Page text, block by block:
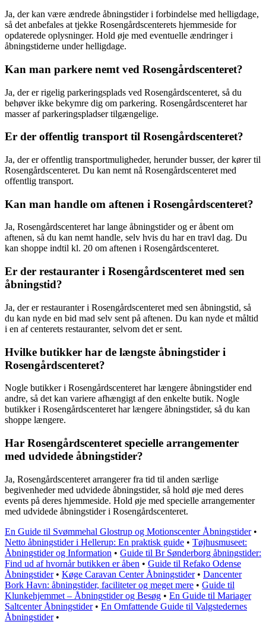
Ja, der kan være ændrede åbningstider i forbindelse med helligdage,
så det anbefales at tjekke Rosengårdscenterets hjemmeside for
opdaterede oplysninger. Hold øje med eventuelle ændringer i
åbningstiderne under helligdage.
Kan man parkere nemt ved Rosengårdscenteret?
Ja, der er rigelig parkeringsplads ved Rosengårdscenteret, så du
behøver ikke bekymre dig om parkering. Rosengårdscenteret har
masser af parkeringspladser tilgængelige.
Er der offentlig transport til Rosengårdscenteret?
Ja, der er offentlig transportmuligheder, herunder busser, der kører til
Rosengårdscenteret. Du kan nemt nå Rosengårdscenteret med
offentlig transport.
Kan man handle om aftenen i Rosengårdscenteret?
Ja, Rosengårdscenteret har lange åbningstider og er åbent om
aftenen, så du kan nemt handle, selv hvis du har en travl dag. Du
kan shoppe indtil kl. 20 om aftenen i Rosengårdscenteret.
Er der restauranter i Rosengårdscenteret med sen
åbningstid?
Ja, der er restauranter i Rosengårdscenteret med sen åbningstid, så
du kan nyde en bid mad selv sent på aftenen. Du kan nyde et måltid
i en af centerets restauranter, selvom det er sent.
Hvilke butikker har de længste åbningstider i
Rosengårdscenteret?
Nogle butikker i Rosengårdscenteret har længere åbningstider end
andre, så det kan variere afhængigt af den enkelte butik. Nogle
butikker i Rosengårdscenteret har længere åbningstider, så du kan
shoppe længere.
Har Rosengårdscenteret specielle arrangementer
med udvidede åbningstider?
Ja, Rosengårdscenteret arrangerer fra tid til anden særlige
begivenheder med udvidede åbningstider, så hold øje med deres
events på deres hjemmeside. Hold øje med specielle arrangementer
med udvidede åbningstider i Rosengårdscenteret.
En Guide til Svømmehal Glostrup og Motionscenter Åbningstider•
Netto åbningstider i Hellerup: En praktisk guide • Tøjhusmuseet:
Åbningstider og Information • Guide til Br Sønderborg åbningstider:
Find ud af hvornår butikken er åben • Guide til Refako Odense
Åbningstider• Køge Caravan Center Åbningstider• Dancenter
Bork Havn: åbningstider, faciliteter og meget mere • Guide til
Klunkehjemmet – Åbningstider og Besøg • En Guide til Mariager
Saltcenter Åbningstider• En Omfattende Guide til Valgstedernes
Åbningstider•